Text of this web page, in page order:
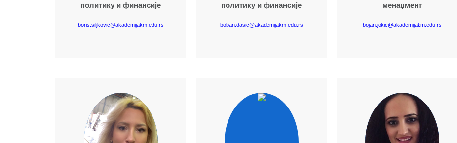
политику и финансије
boris.siljkovic@akademijakm.edu.rs
Више о наставнику
политику и финансије
boban.dasic@akademijakm.edu.rs
Више о наставнику
менаџмент
bojan.jokic@akademijakm.edu.rs
Више о наставнику